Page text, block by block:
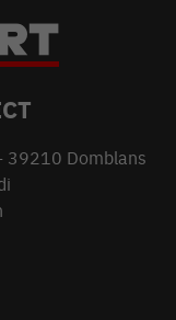
39210 Domblans